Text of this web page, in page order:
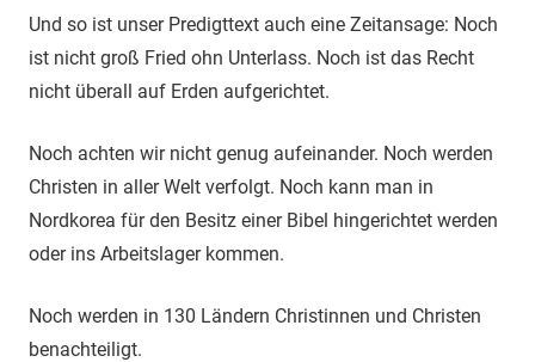
Und so ist unser Predigttext auch eine Zeitansage: Noch
ist nicht groß Fried ohn Unterlass. Noch ist das Recht
nicht überall auf Erden aufgerichtet.
Noch achten wir nicht genug aufeinander. Noch werden
Christen in aller Welt verfolgt. Noch kann man in
Nordkorea für den Besitz einer Bibel hingerichtet werden
oder ins Arbeitslager kommen.
Noch werden in 130 Ländern Christinnen und Christen
benachteiligt.